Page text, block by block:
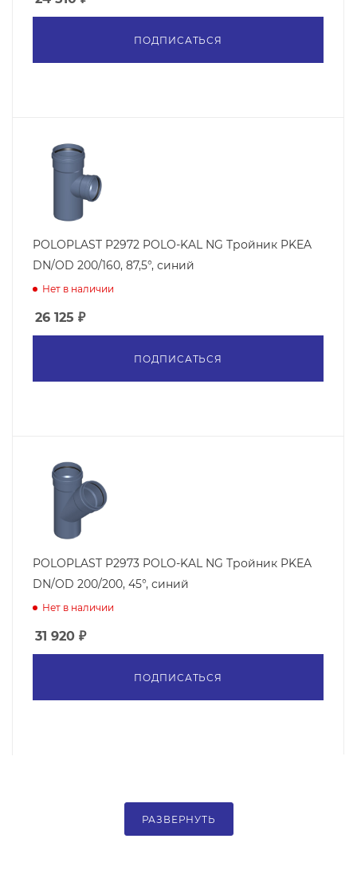
ПОДПИСАТЬСЯ
POLOPLAST P2972 POLO-KAL NG Тройник PKEA
DN/OD 200/160, 87,5°, синий
Нет в наличии
26 125 ₽
ПОДПИСАТЬСЯ
POLOPLAST P2973 POLO-KAL NG Тройник PKEA
DN/OD 200/200, 45°, синий
Нет в наличии
31 920 ₽
ПОДПИСАТЬСЯ
РАЗВЕРНУТЬ